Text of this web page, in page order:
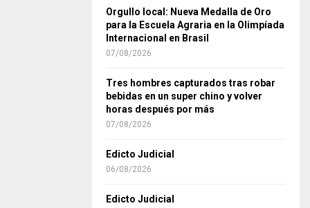
Orgullo local: Nueva Medalla de Oro
para la Escuela Agraria en la Olimpíada
Internacional en Brasil
07/08/2026
Tres hombres capturados tras robar
bebidas en un super chino y volver
horas después por más
07/08/2026
Edicto Judicial
06/08/2026
Edicto Judicial